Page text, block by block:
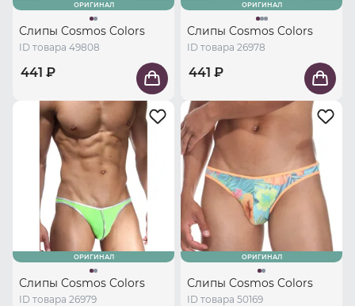
ОРИГИНАЛ
Слипы Cosmos Colors
ID товара 49808
441 ₽
ОРИГИНАЛ
Слипы Cosmos Colors
ID товара 26978
441 ₽
ОРИГИНАЛ
Слипы Cosmos Colors
ID товара 26979
ОРИГИНАЛ
Слипы Cosmos Colors
ID товара 50169